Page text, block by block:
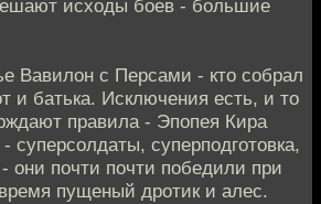
исходы боев - большие
Вавилон с Персами - кто собрал
и батька. Исключения есть, и то
правила - Эпопея Кира
суперподготовка,
они почти почти победили при
пущеный дротик и алес.